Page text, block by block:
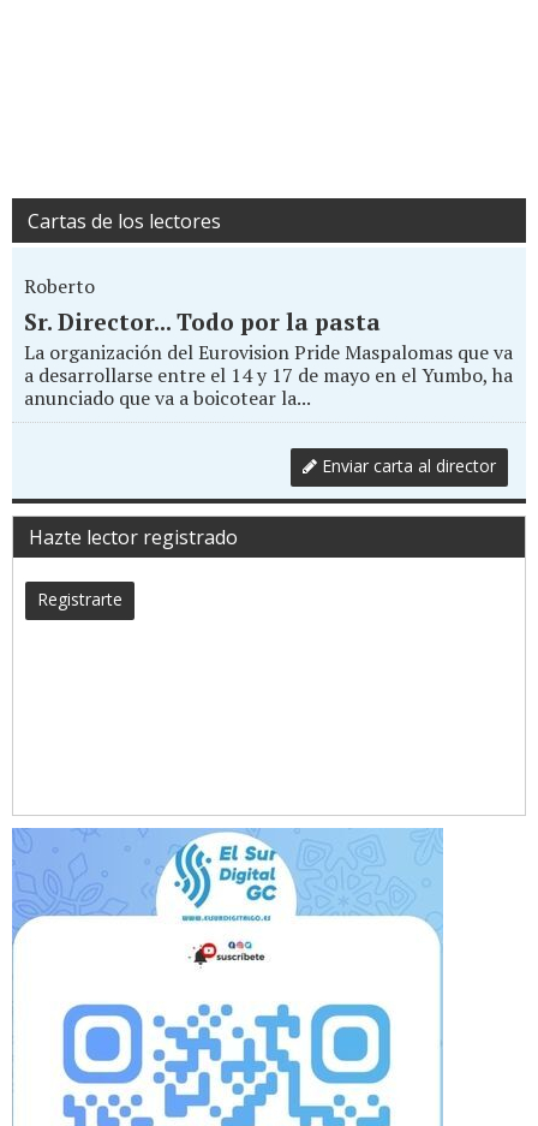
Cartas de los lectores
Roberto
Sr. Director... Todo por la pasta
La organización del Eurovision Pride Maspalomas que va
a desarrollarse entre el 14 y 17 de mayo en el Yumbo, ha
anunciado que va a boicotear la...
Enviar carta al director
Hazte lector registrado
Registrarte